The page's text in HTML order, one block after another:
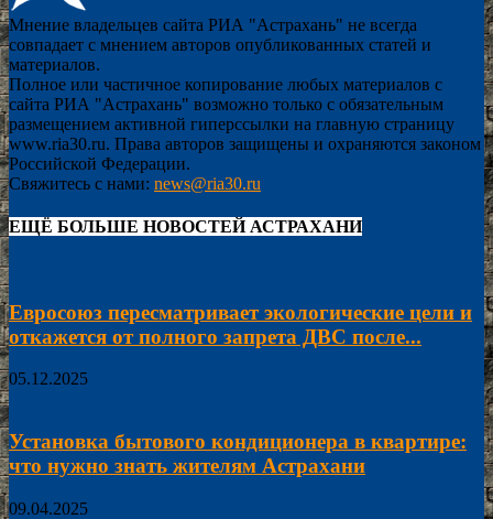
Мнение владельцев сайта РИА "Астрахань" не всегда
совпадает с мнением авторов опубликованных статей и
материалов.
Полное или частичное копирование любых материалов с
сайта РИА "Астрахань" возможно только с обязательным
размещением активной гиперссылки на главную страницу
www.ria30.ru. Права авторов защищены и охраняются законом
Российской Федерации.
Свяжитесь с нами: news@ria30.ru
ЕЩЁ БОЛЬШЕ НОВОСТЕЙ АСТРАХАНИ
Евросоюз пересматривает экологические цели и
откажется от полного запрета ДВС после...
05.12.2025
Установка бытового кондиционера в квартире:
что нужно знать жителям Астрахани
09.04.2025